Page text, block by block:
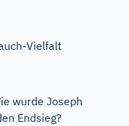
Vielfalt
wurde Joseph
Endsieg?